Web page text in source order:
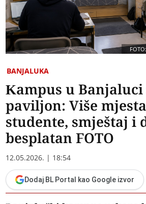
BANJALUKA
Kampus u
paviljon: Više
studente, smještaj i
besplatan FOTO
12.05.2026. | 18:54
Dodaj BL Portal kao Google izvor